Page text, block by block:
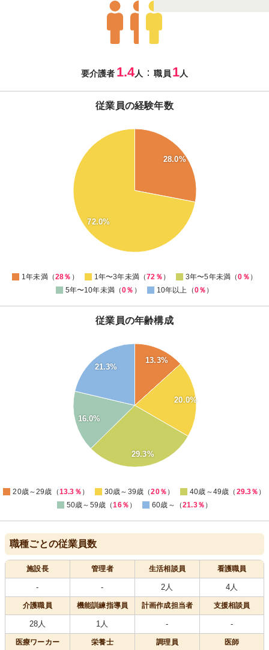
要介護者 1.4人 ：職員 1人
従業員の経験年数
28.0%
72.0%
1年未満（28％ ） 1年〜3年未満（72％ ） 3年〜5年未満（0％ ）
5年〜10年未満（0％ ） 10年以上（0％ ）
従業員の年齢構成
13.3%
20.0%
29.3%
16.0%
21.3%
20歳～29歳（13.3％ ） 30歳～39歳（20％ ） 40歳～49歳（ 29.3％ ）
50歳～59歳（16％ ） 60歳～（21.3％ ）
職種ごとの従業員数
施設長 管理者 生活相談員 看護職員
- - 2人 4人
介護職員 機能訓練指導員 計画作成担当者 支援相談員
28人 1人 - -
医療ワーカー 栄養士 調理員 医師